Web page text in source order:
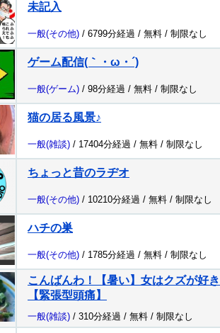
未記入
一般(その他) / 6799分経過 / 無料 / 制限なし
ゲーム配信(｀・ω・´)
一般(ゲーム) / 98分経過 / 無料 / 制限なし
猫の居る風景♪
一般(雑談) / 17404分経過 / 無料 / 制限なし
ちょっと昔のラヂオ
一般(その他) / 10210分経過 / 無料 / 制限なし
ハチの巣
一般(その他) / 1785分経過 / 無料 / 制限なし
こんばんわ！【暑い】女はクズが好
【緊張型頭痛】
一般(雑談) / 310分経過 / 無料 / 制限なし